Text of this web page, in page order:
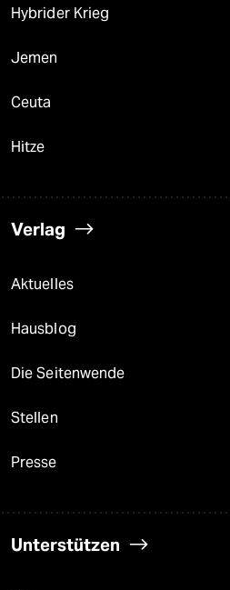
Hybrider Krieg
Jemen
Ceuta
Hitze
Verlag
Aktuelles
Hausblog
Die Seitenwende
Stellen
Presse
Unterstützen